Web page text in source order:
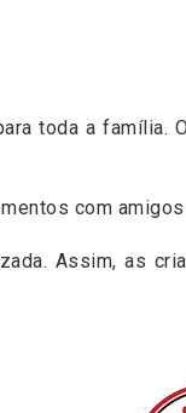
toda a família.
com
Assim, as